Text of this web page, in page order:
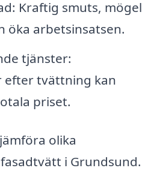
Kraftig smuts, mögel
öka arbetsinsatsen.
tjänster:
efter tvättning kan
priset.
olika
i Grundsund.